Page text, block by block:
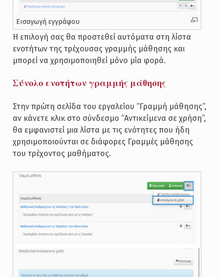
Εισαγωγή εγγράφου
Η επιλογή σας θα προστεθεί αυτόματα στη λίστα
ενοτήτων της τρέχουσας γραμμής μάθησης και
μπορεί να χρησιμοποιηθεί μόνο μία φορά.
Σύνολο ενοτήτων γραμμής μάθησης
Στην πρώτη σελίδα του εργαλείου “Γραμμή μάθησης”,
αν κάνετε κλικ στο σύνδεσμο “Αντικείμενα σε χρήση”,
θα εμφανιστεί μια λίστα με τις ενότητες που ήδη
χρησιμοποιούνται σε διάφορες Γραμμές μάθησης
του τρέχοντος μαθήματος.